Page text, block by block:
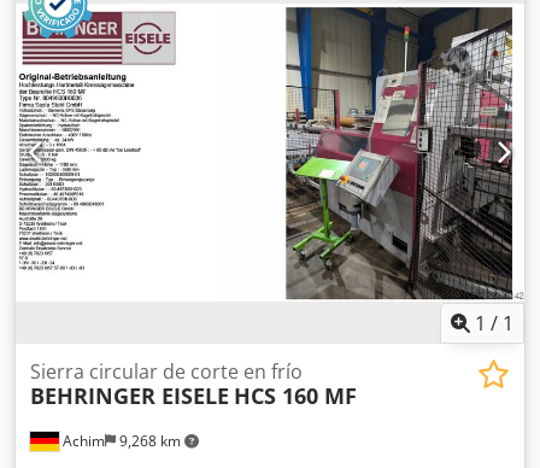
corte: 200 x 100 mm (tubo cuadrado) Corte en inglete
unilateral 45°.
1 / 1
Achim 9,268 km
Sierra circular de corte en frío
BEHRINGER EISELE HCS 160 MF